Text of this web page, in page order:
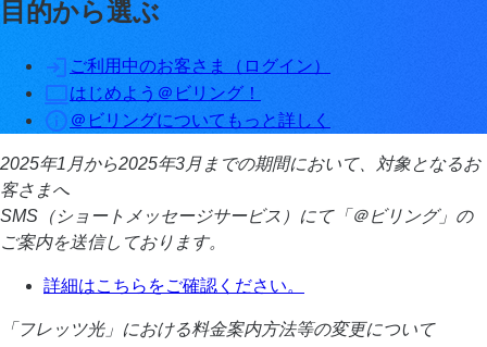
目的から選ぶ
ご利用中のお客さま（ログイン）
はじめよう＠ビリング！
＠ビリングについてもっと詳しく
2025年1月から2025年3月までの期間において、対象となるお
客さまへ
SMS（ショートメッセージサービス）にて「＠ビリング」の
ご案内を送信しております。
詳細はこちらをご確認ください。
「フレッツ光」における料金案内方法等の変更について